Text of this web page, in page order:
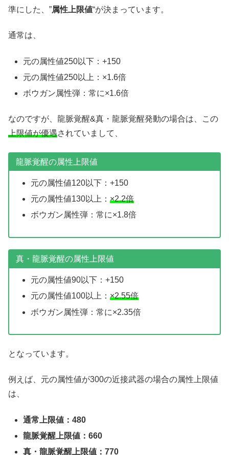
準にした、”属性上限値“が決まっています。
通常は、
元の属性値250以下：+150
元の属性値250以上：×1.6倍
ボウガン属性弾：常に×1.6倍
なのですが、龍脈覚醒&真・龍脈覚醒発動の場合は、この
上限値が優遇されていまして、
龍脈覚醒の属性上限値
元の属性値120以下：+150
元の属性値130以上： ×2.2倍
ボウガン属性弾：常に×1.8倍
真・龍脈覚醒の属性上限値
元の属性値90以下：+150
元の属性値100以上： ×2.55倍
ボウガン属性弾：常に×2.35倍
となっています。
例えば、元の属性値が300の近接武器の場合の属性上限値
は、
通常上限値：480
龍脈覚醒上限値：660
真・龍脈覚醒上限値：770